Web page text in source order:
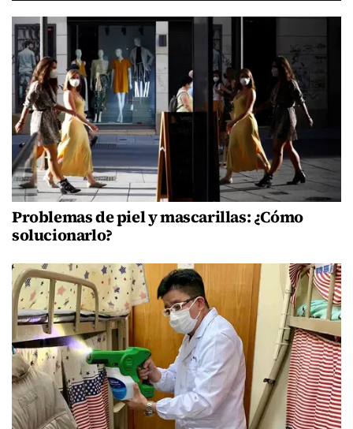
Problemas de piel y mascarillas: ¿Cómo
solucionarlo?